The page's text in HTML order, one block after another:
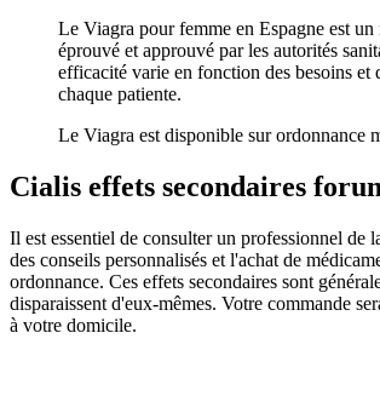
Le Viagra pour femme en Espagne est un
éprouvé et approuvé par les autorités
efficacité varie en fonction des besoins et
chaque patiente.
Le Viagra est disponible sur ordonnance
Cialis effets secondaires
Il est essentiel de consulter un professionnel de
des conseils personnalisés et l'achat de
ordonnance. Ces effets secondaires sont
disparaissent d'eux-mêmes. Votre commande
à votre domicile.